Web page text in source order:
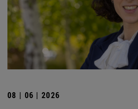
08 | 06 | 2026